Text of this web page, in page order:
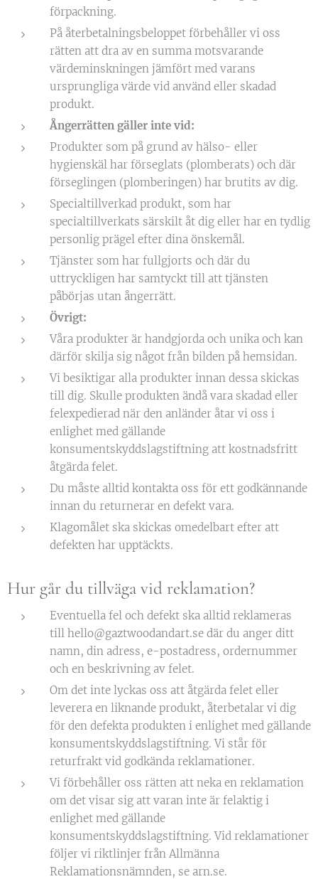
förpackning.
På återbetalningsbeloppet förbehåller vi oss
rätten att dra av en summa motsvarande
värdeminskningen jämfört med varans
ursprungliga värde vid använd eller skadad
produkt.
Ångerrätten gäller inte vid:
Produkter som på grund av hälso- eller
hygienskäl har förseglats (plomberats) och där
förseglingen (plomberingen) har brutits av dig.
Specialtillverkad produkt, som har
specialtillverkats särskilt åt dig eller har en tydlig
personlig prägel efter dina önskemål.
Tjänster som har fullgjorts och där du
uttryckligen har samtyckt till att tjänsten
påbörjas utan ångerrätt.
Övrigt:
Våra produkter är handgjorda och unika och kan
därför skilja sig något från bilden på hemsidan.
Vi besiktigar alla produkter innan dessa skickas
till dig. Skulle produkten ändå vara skadad eller
felexpedierad när den anländer åtar vi oss i
enlighet med gällande
konsumentskyddslagstiftning att kostnadsfritt
åtgärda felet.
Du måste alltid kontakta oss för ett godkännande
innan du returnerar en defekt vara.
Klagomålet ska skickas omedelbart efter att
defekten har upptäckts.
Hur går du tillväga vid reklamation?
Eventuella fel och defekt ska alltid reklameras
till hello@gaztwoodandart.se där du anger ditt
namn, din adress, e-postadress, ordernummer
och en beskrivning av felet.
Om det inte lyckas oss att åtgärda felet eller
leverera en liknande produkt, återbetalar vi dig
för den defekta produkten i enlighet med gällande
konsumentskyddslagstiftning. Vi står för
returfrakt vid godkända reklamationer.
Vi förbehåller oss rätten att neka en reklamation
om det visar sig att varan inte är felaktig i
enlighet med gällande
konsumentskyddslagstiftning. Vid reklamationer
följer vi riktlinjer från Allmänna
Reklamationsnämnden, se arn.se.